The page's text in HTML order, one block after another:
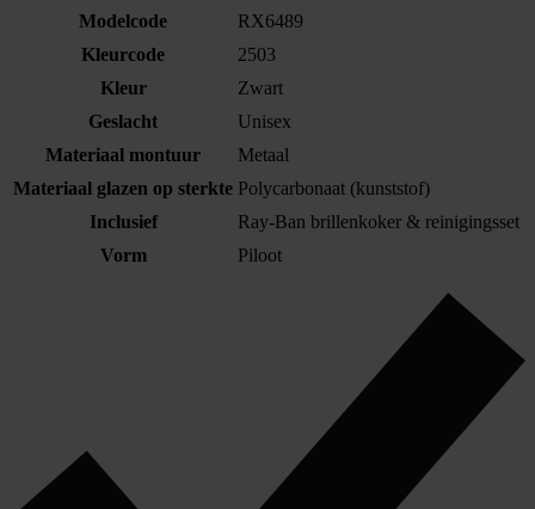
Modelcode
RX6489
Kleurcode
2503
Kleur
Zwart
Geslacht
Unisex
Materiaal montuur
Metaal
Materiaal glazen op sterkte Polycarbonaat (kunststof)
Inclusief
Ray-Ban brillenkoker & reinigingsset
Vorm
Piloot